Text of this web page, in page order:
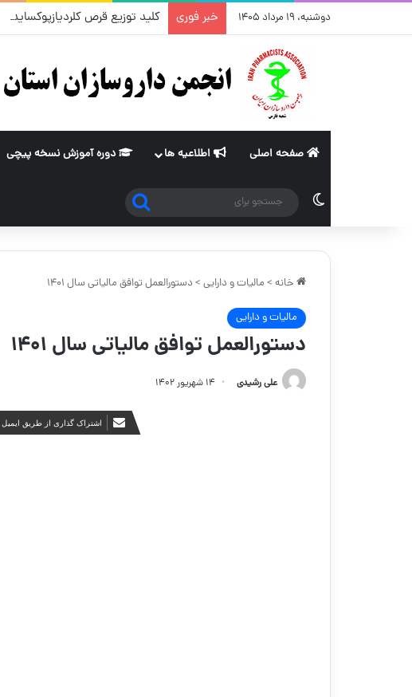
دوشنبه، ۱۹ مرداد ۱۴۰۵ خبر فوری کلید توزیع قرص کلردیازپوکساید۵/۱۰،قرص کلیدینیوم سی – شرکت پخش فردوس – مرداد ۱۴۰۵
صفحه اصلی اطلاعیه ها دوره آموزش نسخه پیچی
تغییر پوسته
جستجو
برای
خانه > مالیات و دارایی > دستورالعمل توافق مالیاتی سال ۱۴۰۱
مالیات و دارایی
دستورالعمل توافق مالیاتی سال ۱۴۰۱
علی رشیدی ۱۴ شهریور ۱۴۰۲
اشتراک گذاری از طریق ایمیل